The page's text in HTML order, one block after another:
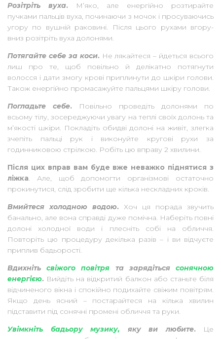
Розітріть вуха.
М’яко, але енергійно розтирайте
пучками пальців вуха, починаючи з мочок і просуваючись
угору по вушній раковині. Після цього рухами вгору-
вниз розітріть вуха долонями.
Потягайте себе за коси. Не лякайтеся – йдеться всього
лиш про те, щоб повільно й делікатно потягнути
волосся і дати змогу крові приплинути до шкіри голови.
Також енергійно промасажуйте пальцями шкіру голови.
Погладьте себе.
Повільно проведіть долонями по
всьому тілу, зосереджуючи увагу на теплі своїх долонь та
м’якості шкіри. Покладіть обидві долоні на живіт, злегка
зчепіть пальці рук і виконуйте кругові рухи за
годинниковою стрілкою. Робіть цю вправу 2 хвилини.
Після цих вправ вам буде вже неважко піднятися з
ліжка. Але, щоб допомогти організмові остаточно
прокинутися, слід зробити ще кілька нескладних кроків.
Вмийтеся холодною водою. Хоч ця порада звучить
банально, але вона справді дуже помічна. Наберіть повні
долоні холодної води і плесніть собі на обличчя.
Повторіть цю процедуру декілька разів – і ви відчуєте
приплив бадьорості.
Вдихнітьсвіжого повітря та зарядітьсясонячною
енергією. Вийдіть на відкритий балкон або станьте біля
відчиненого вікна і спокійно подихайте свіжим повітрям.
Якщо день ясний – постарайтеся на кілька хвилин
підставити під сонячні промені обличчя та руки.
Увімкніть бадьору музику, яку ви любите. Це